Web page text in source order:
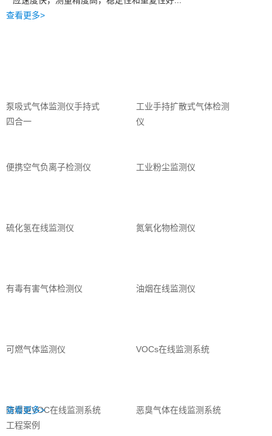
应速度快，测量精度高，稳定性和重复性好 ...
查看更多>
泵吸式气体监测仪手持式
四合一
工业手持扩散式气体检测
仪
便携空气负离子检测仪 工业粉尘监测仪
硫化氢在线监测仪 氮氧化物检测仪
有毒有害气体检测仪 油烟在线监测仪
可燃气体监测仪 VOCs在线监测系统
防爆型VOC在线监测系统 恶臭气体在线监测系统
查看更多>
工程案例